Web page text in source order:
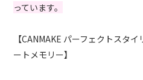
っています。
【CANMAKE パーフェクトスタ
ートメモリー】